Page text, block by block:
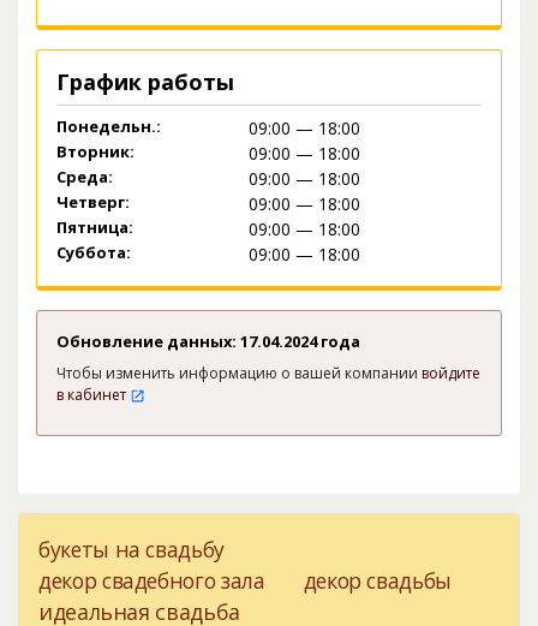
График работы
Понедельн.: 09:00 — 18:00
Вторник: 09:00 — 18:00
Среда: 09:00 — 18:00
Четверг: 09:00 — 18:00
Пятница: 09:00 — 18:00
Суббота: 09:00 — 18:00
Обновление данных: 17.04.2024 года
Чтобы изменить информацию о вашей компании войдите
в кабинет
букеты на свадьбу
декор свадебного зала
декор свадьбы
идеальная свадьба